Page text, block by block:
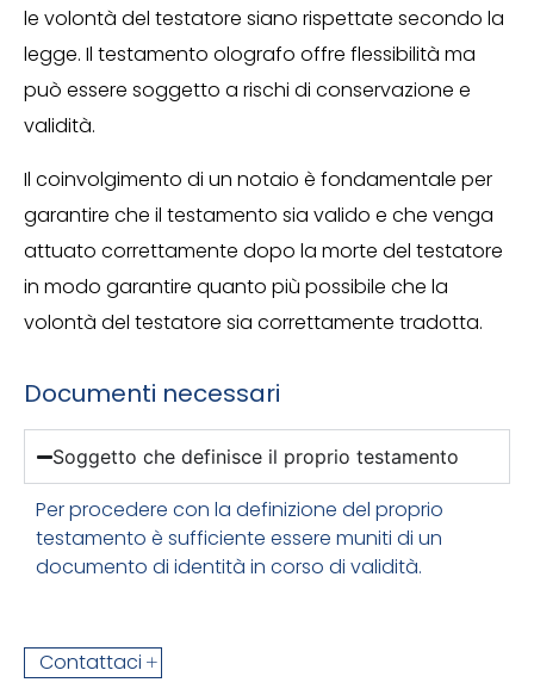
le volontà del testatore siano rispettate secondo la
legge. Il testamento olografo offre flessibilità ma
può essere soggetto a rischi di conservazione e
validità.
Il coinvolgimento di un notaio è fondamentale per
garantire che il testamento sia valido e che venga
attuato correttamente dopo la morte del testatore
in modo garantire quanto più possibile che la
volontà del testatore sia correttamente tradotta.
Documenti necessari
Soggetto che definisce il proprio testamento
Per procedere con la definizione del proprio
testamento è sufficiente essere muniti di un
documento di identità in corso di validità.
Contattaci